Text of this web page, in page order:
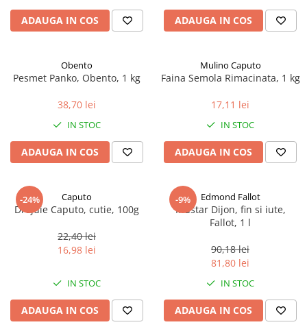
ADAUGA IN COS ADAUGA IN COS
Obento
Pesmet Panko, Obento, 1 kg
38,70 lei
IN STOC
ADAUGA IN COS
Mulino Caputo
Faina Semola Rimacinata, 1 kg
17,11 lei
IN STOC
ADAUGA IN COS
-24% Caputo
Drojdie Caputo, cutie, 100g
22,40 lei
16,98 lei
IN STOC
ADAUGA IN COS
-9% Edmond Fallot
Mustar Dijon, fin si iute,
Fallot, 1 l
90,18 lei
81,80 lei
IN STOC
ADAUGA IN COS